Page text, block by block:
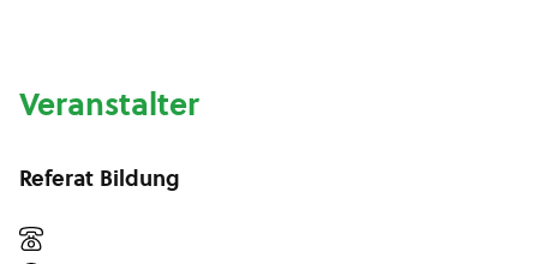
Veranstalter
Referat Bildung